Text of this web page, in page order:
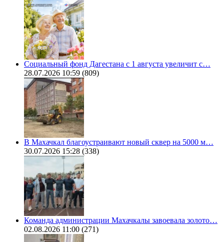
Социальный фонд Дагестана с 1 августа увеличит с…
28.07.2026 10:59 (809)
В Махачкал благоустраивают новый сквер на 5000 м…
30.07.2026 15:28 (338)
Команда администрации Махачкалы завоевала золото…
02.08.2026 11:00 (271)